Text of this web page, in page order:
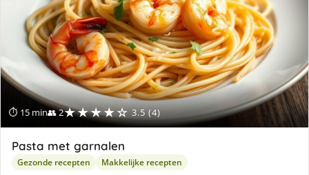
⏱ 15 min👥 2★★★★☆ 3.5 (4)
Pasta met garnalen
Gezonde recepten Makkelijke recepten